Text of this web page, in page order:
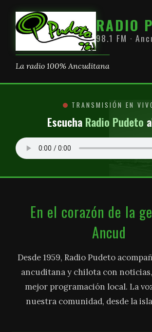
RADIO
98.1 FM ·
La radio 100% Ancuditana
TRANSMISIÓN EN
Escucha Radio Pudeto
En el corazón de la
Ancud
Desde 1959, Radio Pudeto
ancuditana y chilota con
mejor programación local. La
nuestra comunidad, desde la